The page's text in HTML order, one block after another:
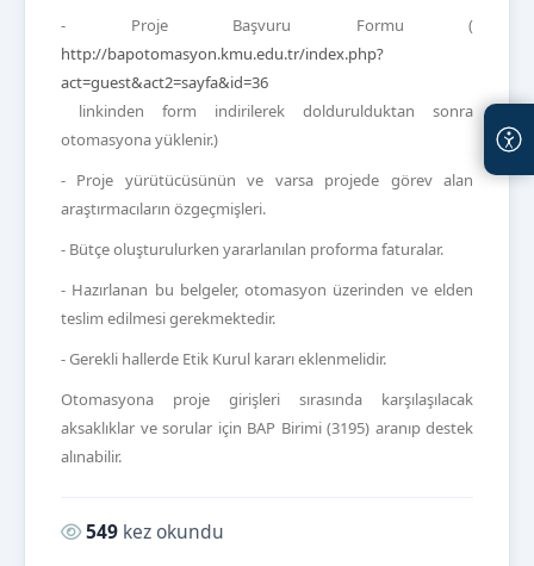
- Proje Başvuru Formu (
http://bapotomasyon.kmu.edu.tr/index.php?
act=guest&act2=sayfa&id=36
linkinden form indirilerek doldurulduktan sonra
otomasyona yüklenir.)
- Proje yürütücüsünün ve varsa projede görev alan
araştırmacıların özgeçmişleri.
- Bütçe oluşturulurken yararlanılan proforma faturalar.
- Hazırlanan bu belgeler, otomasyon üzerinden ve elden
teslim edilmesi gerekmektedir.
- Gerekli hallerde Etik Kurul kararı eklenmelidir.
Otomasyona proje girişleri sırasında karşılaşılacak
aksaklıklar ve sorular için BAP Birimi (3195) aranıp destek
alınabilir.
Okunma sayısı:
549 kez okundu